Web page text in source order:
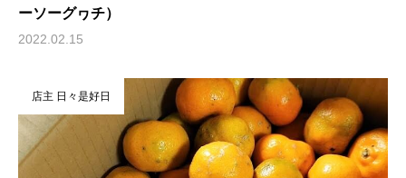
ーソーグヮチ）
2022.02.15
店主 日々是好日